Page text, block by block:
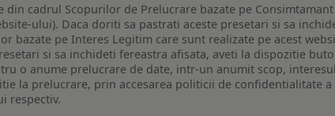
cadrul Scopurilor de Prelucrare bazate pe
ului). Daca doriti sa pastrati aceste presetari si sa
bazate pe Interes Legitim care sunt realizate pe acest
si sa inchideti fereastra afisata, aveti la dispozitie
o anume prelucrare de date, intr-un anumit scop,
la prelucrare, prin accesarea politicii de confidentialitate
respectiv.